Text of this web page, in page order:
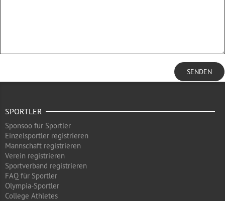
SENDEN
SPORTLER
Sponsoo für Sportler
Einzelsportler registrieren
Mannschaft registrieren
Verein registrieren
Sportverband registrieren
FAQ für Sportler
Olympia-Sportler
College Athletes